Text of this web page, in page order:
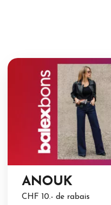
ANOUK
CHF 10.- de rabais